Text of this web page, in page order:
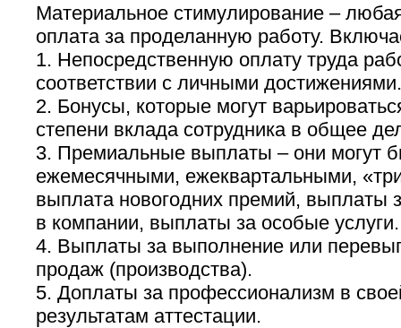
Материальное стимулирование –
оплата за проделанную работу.
1. Непосредственную оплату труда
соответствии с личными достижениями.
2. Бонусы, которые могут
степени вклада сотрудника в общее
3. Премиальные выплаты – они могут
ежемесячными, ежеквартальными,
выплата новогодних премий, выплаты
в компании, выплаты за особые услуги.
4. Выплаты за выполнение или
продаж (производства).
5. Доплаты за профессионализм в
результатам аттестации.